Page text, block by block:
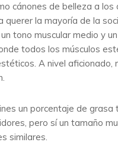
cánones de belleza a los
querer la mayoría de la
tono muscular medio y
todos los músculos
A nivel aficionado,
un porcentaje de grasa
pero sí un tamaño
similares.